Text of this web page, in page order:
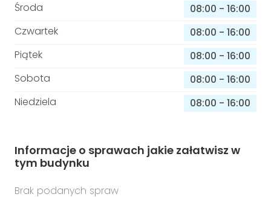
Środa
08:00 - 16:00
Czwartek
08:00 - 16:00
Piątek
08:00 - 16:00
Sobota
08:00 - 16:00
Niedziela
08:00 - 16:00
Informacje o sprawach jakie załatwisz w
tym budynku
Brak podanych spraw